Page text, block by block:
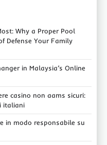
Why a Proper Pool
Defense Your Family
in Malaysia’s Online
casino non aams sicuri:
italiani
in modo responsabile su